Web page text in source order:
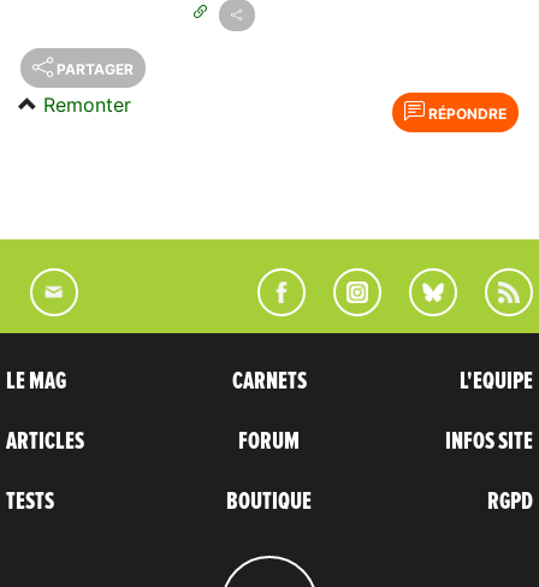
PARTAGER
RÉPONDRE
Remonter
LE MAG
ARTICLES
TESTS
CARNETS
FORUM
BOUTIQUE
L'EQUIPE
INFOS SITE
RGPD